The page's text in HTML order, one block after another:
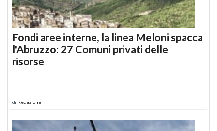
Fondi aree interne, la linea Meloni spacca
l'Abruzzo: 27 Comuni privati delle
risorse
di Redazione